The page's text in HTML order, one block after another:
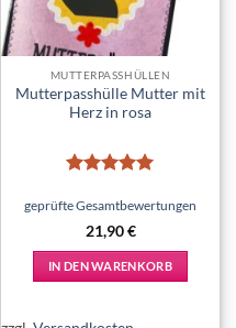
MUTTERPASSHÜLLEN
Mutterpasshülle Mutter mit
Herz in rosa
mit5von
geprüfte Gesamtbewertungen
21,90€
IN DEN WARENKORB